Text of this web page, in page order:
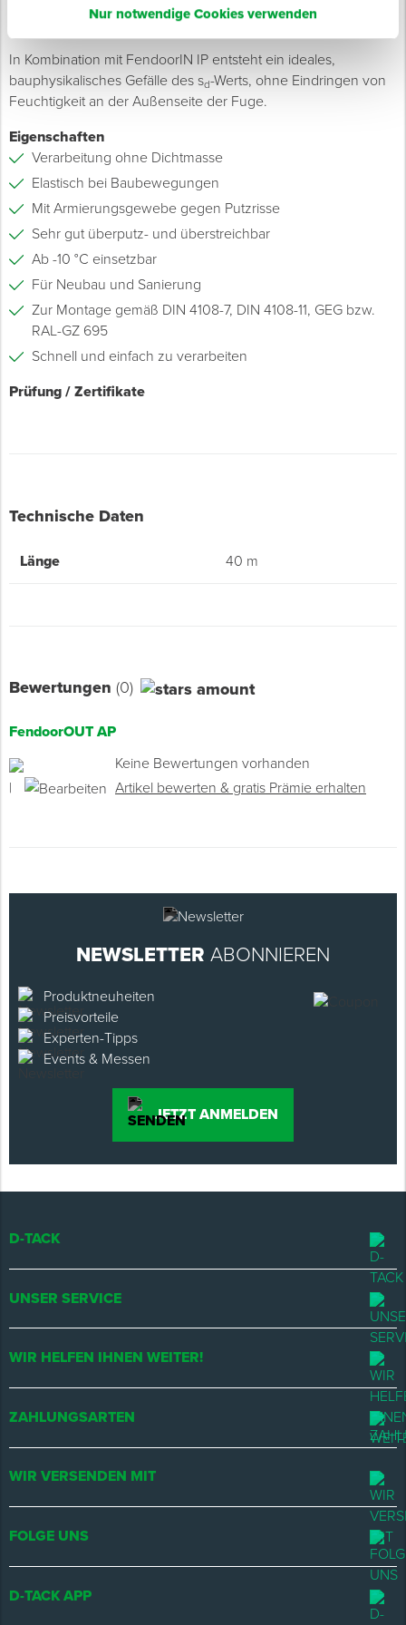
Nur notwendige Cookies verwenden
Rissbildung des Putzes.
In Kombination mit FendoorIN IP entsteht ein ideales,
bauphysikalisches Gefälle des sd-Werts, ohne Eindringen von
Feuchtigkeit an der Außenseite der Fuge.
Eigenschaften
Verarbeitung ohne Dichtmasse
Elastisch bei Baubewegungen
Mit Armierungsgewebe gegen Putzrisse
Sehr gut überputz- und überstreichbar
Ab -10 °C einsetzbar
Für Neubau und Sanierung
Zur Montage gemäß DIN 4108-7, DIN 4108-11, GEG bzw.
RAL-GZ 695
Schnell und einfach zu verarbeiten
Prüfung / Zertifikate
Technische Daten
Länge 40 m
Bewertungen (0)
FendoorOUT AP
Keine Bewertungen vorhanden
|
Artikel bewerten & gratis Prämie erhalten
NEWSLETTER ABONNIEREN
Produktneuheiten
Preisvorteile
Experten-Tipps
Events & Messen
JETZT ANMELDEN
D-TACK
UNSER SERVICE
WIR HELFEN IHNEN WEITER!
ZAHLUNGSARTEN
WIR VERSENDEN MIT
FOLGE UNS
D-TACK APP